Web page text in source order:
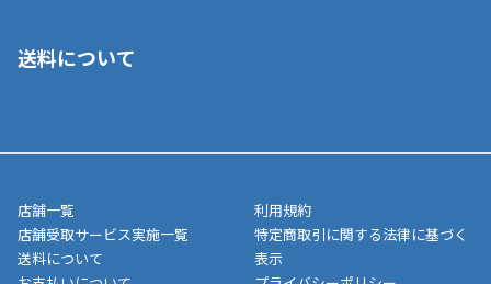
■代金引換(代引)※手数料がかかります
■商品によっては一部決済方法が使用できない場合がございま
す。
ご注文が確認出来次第、1～4営業日に発送いたします。「お取り
業日にてお引渡しとなります。(離島などの場合、例外もあります)
メーカー直送品など一部商品については、その他商品との購入に
制限がかかる場合がございます。また発送日についても、通常と
異なる場合がございます。対象商品の説明ページをご確認くださ
い。
送料について
店舗一覧
店舗受取サービス実施一覧
送料について
利用規約
特定商取引に関する法律に基づく
表示